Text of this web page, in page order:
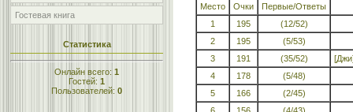
Гостевая книга
Статистика
Онлайн всего: 1
Гостей: 1
Пользователей: 0
Место Очки
Первые/Ответы
1
195
(12/52)
2
195
(5/53)
3
191 (35/52)
4
178
(5/48)
5
166
(2/45)